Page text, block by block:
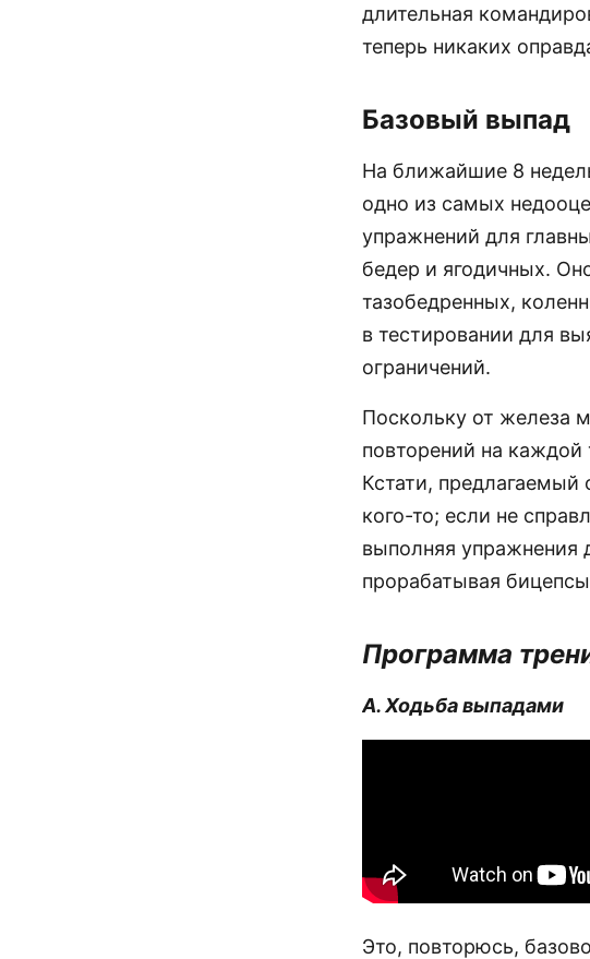
длительная
теперь никаких
Базовый выпад
На ближайшие 8
одно из самых
упражнений для
бедер и ягодичных.
тазобедренных,
в тестировании для
ограничений.
Поскольку от железа
повторений на каждой
Кстати,
кого-то; если не
выполняя упражнения
прорабатывая
Программа
А. Ходьба выпадами
Это, повторюсь,